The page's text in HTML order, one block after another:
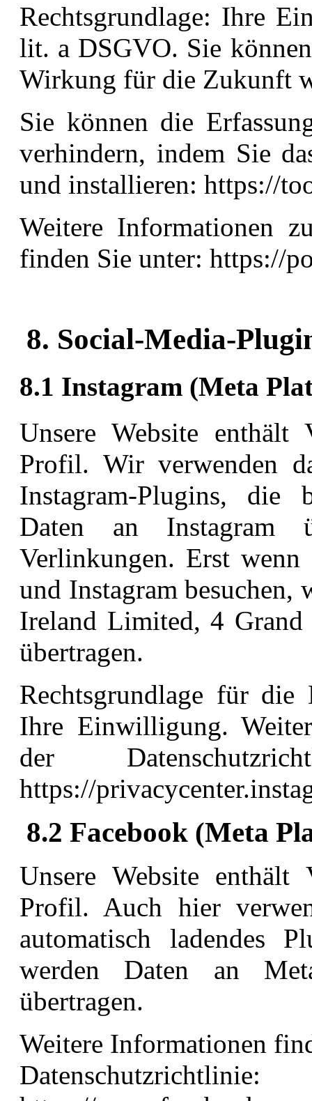
Rechtsgrundlage: Ihre
lit. a DSGVO. Sie
Wirkung für die Zukunft
Sie können die
verhindern, indem Sie
und installieren: https://
Weitere Informationen
finden Sie unter: https://
8. Social-Media-
8.1 Instagram (Meta
Unsere Website enthält
Profil. Wir verwenden
Instagram-Plugins, die
Daten an Instagram
Verlinkungen. Erst
und Instagram besuchen,
Ireland Limited, 4
übertragen.
Rechtsgrundlage für die
Ihre Einwilligung.
der
https://
8.2 Facebook (Meta
Unsere Website enthält
Profil. Auch hier
automatisch ladendes
werden Daten an
übertragen.
Weitere Informationen
Datenschutzrichtlinie: